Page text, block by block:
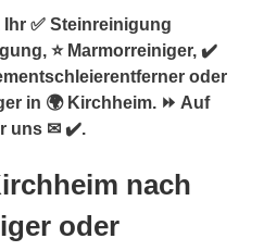
✅ Steinreinigung
⭐ Marmorreiniger, ✔️
oder
in 🌍 Kirchheim. ⏩ Auf
uns ✉ ✔️.
nach
oder